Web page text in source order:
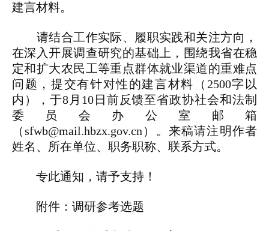
建言材料。
请结合工作实际、履职实践和关注方向，
在深入开展调查研究的基础上，围绕我省在稳
定和扩大农民工等重点群体就业渠道的重难点
问题，提交有针对性的建言材料（2500字以
内），于8月10日前反馈至省政协社会和法制
委员会办公室邮箱
（sfwb@mail.hbzx.gov.cn）。来稿请注明作者
姓名、所在单位、职务职称、联系方式。
专此通知，请予支持！
附件：调研参考选题